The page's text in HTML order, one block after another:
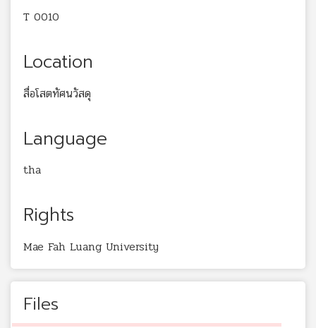
T 0010
Location
สื่อโสตทัศนวัสดุ
Language
tha
Rights
Mae Fah Luang University
Files